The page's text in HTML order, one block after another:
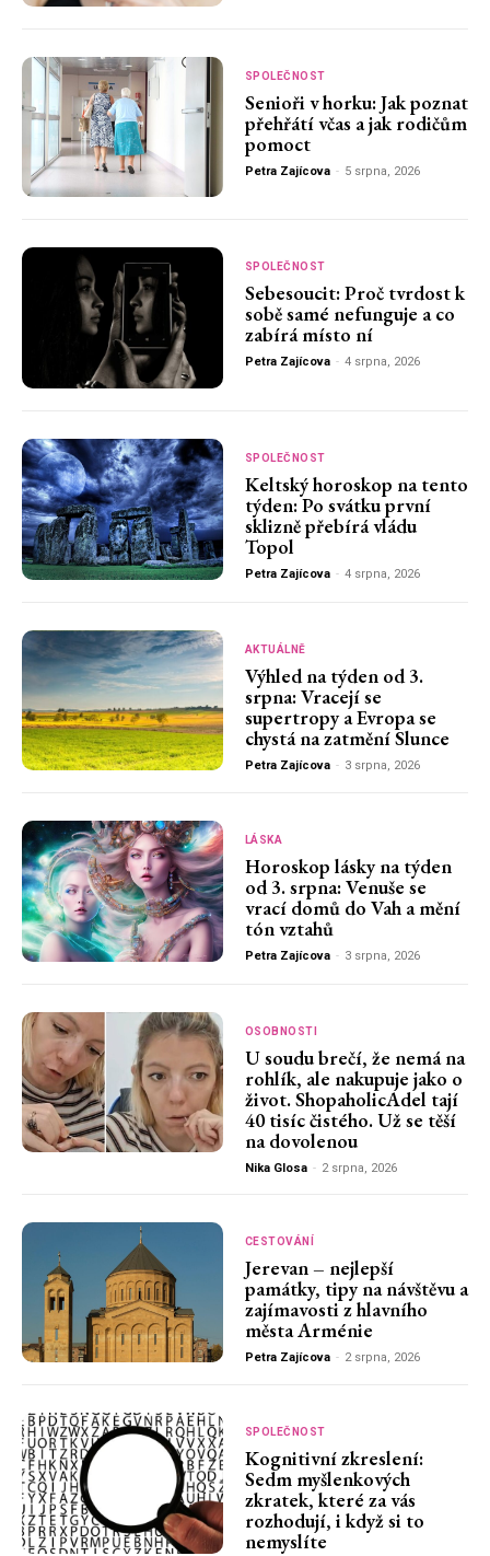
SPOLEČNOST
Senioři v horku: Jak poznat
přehřátí včas a jak rodičům
pomoct
Petra Zajícova - 5 srpna, 2026
SPOLEČNOST
Sebesoucit: Proč tvrdost k
sobě samé nefunguje a co
zabírá místo ní
Petra Zajícova - 4 srpna, 2026
SPOLEČNOST
Keltský horoskop na tento
týden: Po svátku první
sklizně přebírá vládu
Topol
Petra Zajícova - 4 srpna, 2026
AKTUÁLNĚ
Výhled na týden od 3.
srpna: Vracejí se
supertropy a Evropa se
chystá na zatmění Slunce
Petra Zajícova - 3 srpna, 2026
LÁSKA
Horoskop lásky na týden
od 3. srpna: Venuše se
vrací domů do Vah a mění
tón vztahů
Petra Zajícova - 3 srpna, 2026
OSOBNOSTI
U soudu brečí, že nemá na
rohlík, ale nakupuje jako o
život. ShopaholicAdel tají
40 tisíc čistého. Už se těší
na dovolenou
Nika Glosa - 2 srpna, 2026
CESTOVÁNÍ
Jerevan – nejlepší
památky, tipy na návštěvu a
zajímavosti z hlavního
města Arménie
Petra Zajícova - 2 srpna, 2026
SPOLEČNOST
Kognitivní zkreslení:
Sedm myšlenkových
zkratek, které za vás
rozhodují, i když si to
nemyslíte